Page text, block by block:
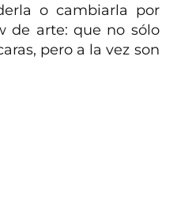
o cambiarla por
de arte: que no sólo
pero a la vez son